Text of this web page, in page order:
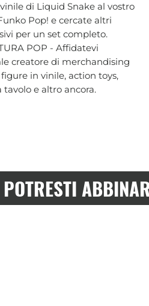
di Liquid Snake al vostro
Pop! e cercate altri
per un set completo.
POP - Affidatevi
creatore di merchandising
in vinile, action toys,
e altro ancora.